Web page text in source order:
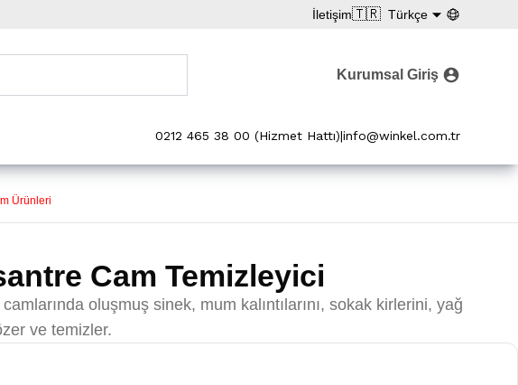
İletişim🇹🇷 Türkçe
Kurumsal Giriş
0212 465 38 00 (Hizmet Hattı)|info@winkel.com.tr
Ürünleri
Cam Temizleyici
oluşmuş sinek, mum kalıntılarını, sokak kirlerini, yağ
ve temizler.